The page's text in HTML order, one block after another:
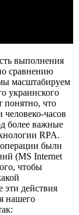
выполнения
сравнению
масштабируем
украинского
понятно, что
часов
более важные
RPA.
были
(MS Internet
чтобы
эти действия
нашего